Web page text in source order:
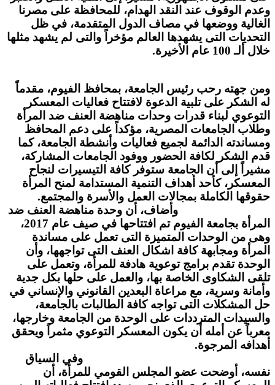
وعدم الوقوف عند النقد الهدام، للمحافظة على مصرنا
الغالية ووضعها في مصاف الدول المتقدمة، في ظل
التحديات التى يشهدها العالم مؤخراً والتى لم يشهد مثلها
خلال ألـ 100 عام الأخيرة.
ومن جهته رحب رئيس الجامعة، بمحافظ الفيوم، مقدماً
له الشكر على تلبية الدعوة لافتتاح فعاليات المعسكر
التوعوي لبناء قدرات وحدات مناهضة العنف ضد المرأة
وطلاب الجامعات المصرية، مؤكداً على دعم المحافظ
ومساندته الدائمة لجميع فعاليات وأنشطة الجامعة، كما
قدم الشكر لكافة الحضور ووفود الجامعات المشاركة،
مشيراً إلى أن الجامعة ستوفر كافة التيسيرات لنجاح
المعسكر، كأحد أهداف التنمية المستدامة لمنح المرأة
حقوقها الكاملة بمجالات العمل والأسرة والمجتمع.
وأضاف، أن وحدة مناهضة العنف ضد
المرأة بجامعة الفيوم تم افتتاحها في صيف عام 2017،
وهى من الوحدات المتميزة التى تعمل على مساندة
المرأة ومجابهة كافة اشكال العنف التى تواجهها، وأن
الوحدة تقدم برامج توعوية هادفة للمرأة، وتعمل على
تلقى الشكاوى الخاصة بها، والعمل على حلها بكل جدية
وأمانة وسرية، مع مراعاة البعدين القانوني والإنساني في
حل المشكلات التى تواجه كافة الطالبات بالجامعة،
والسيدات المترددات على الوحدة من الجامعة وخارجها،
معرباً عن أمله أن يكون المعسكر التوعوي مثمراً ويحقق
أهدافه المرجوة.
وفي السياق
نفسه، أوضحت عضو المجلس القومي للمرأة، أن